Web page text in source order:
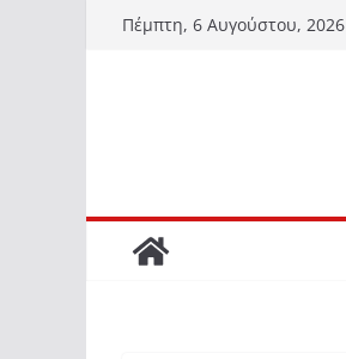
Μετάβαση
Πέμπτη, 6 Αυγούστου, 2026